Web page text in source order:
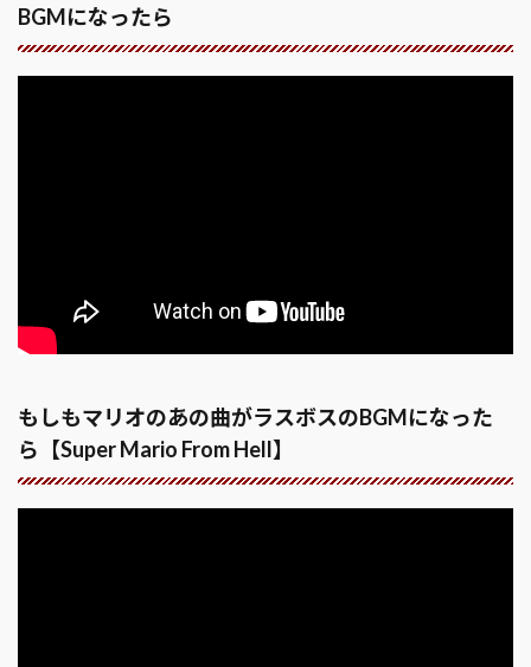
BGMになったら
もしもマリオのあの曲がラスボスのBGMになった
ら【Super Mario From Hell】